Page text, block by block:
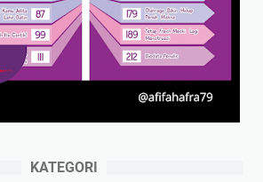
KATEGORI